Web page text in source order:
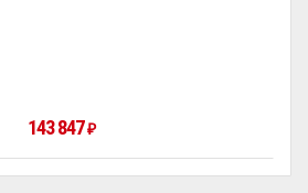
143 847₽